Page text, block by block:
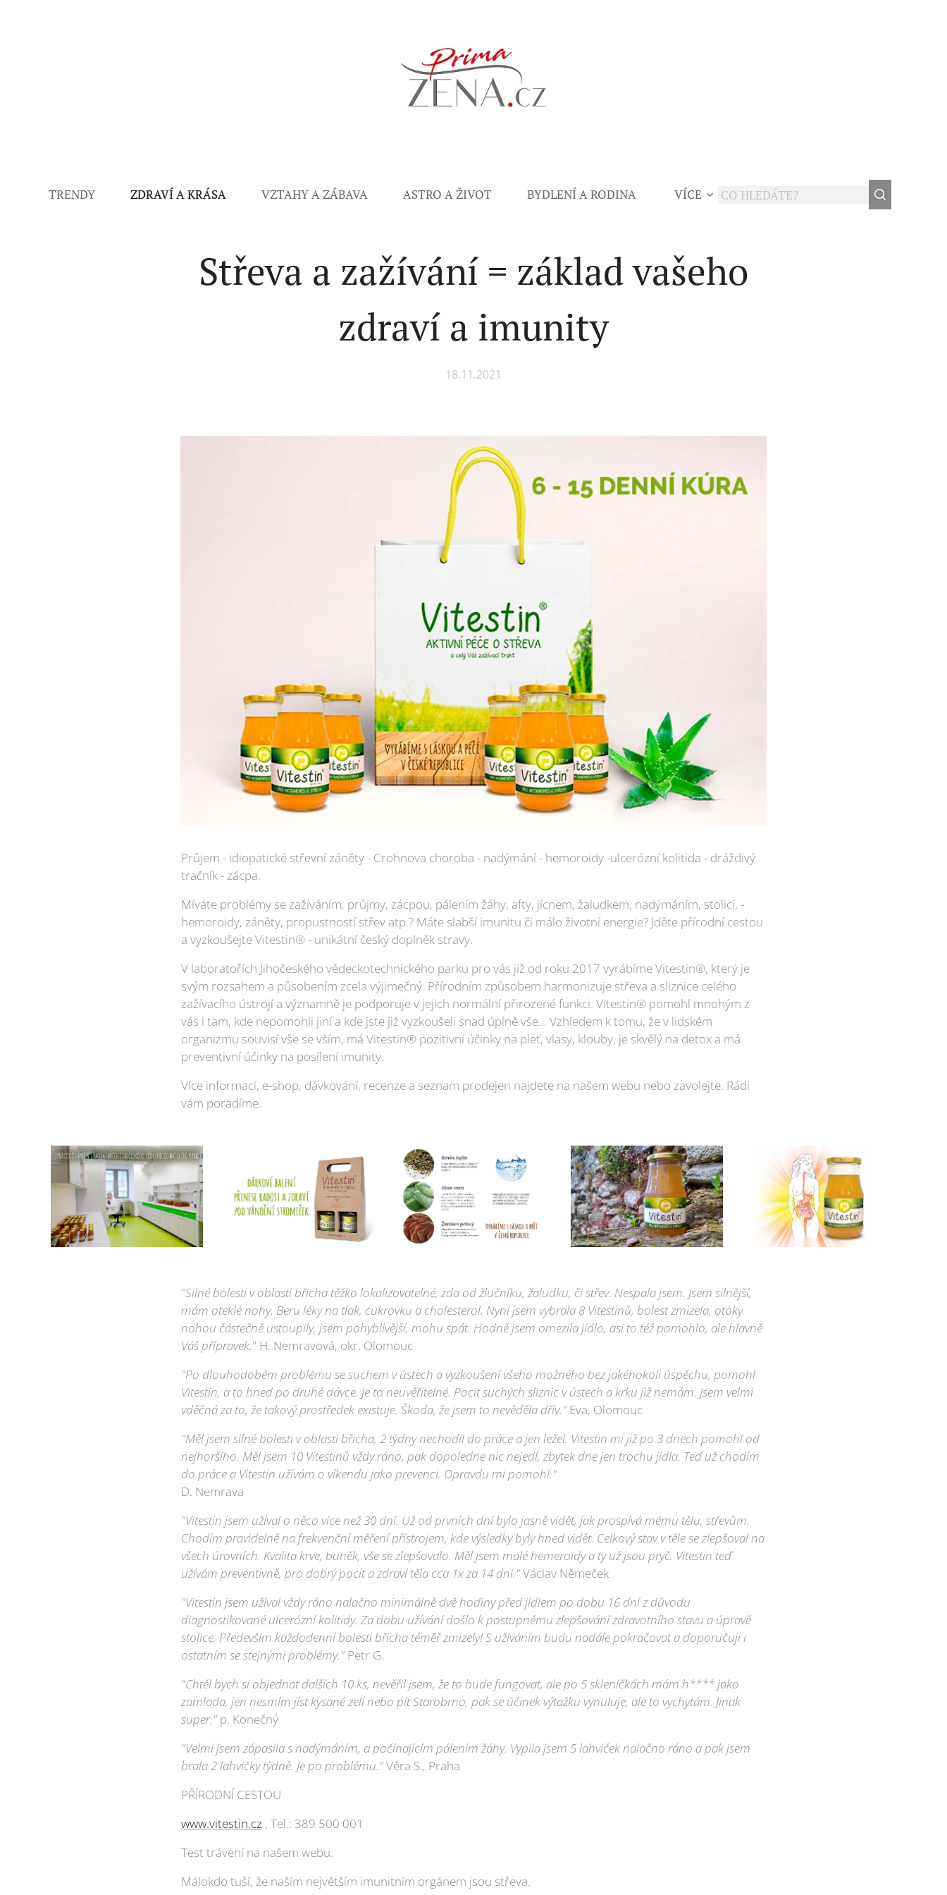
TRENDY ZDRAVÍ A KRÁSA VZTAHY A ZÁBAVA ASTRO A ŽIVOT BYDLENÍ A RODINA VÍCE
Střeva a zažívání = základ vašeho
zdraví a imunity
18.11.2021
Průjem - idiopatické střevní záněty - Crohnova choroba - nadýmání - hemoroidy -ulcerózní kolitida - dráždivý
tračník - zácpa.
Míváte problémy se zažíváním, průjmy, zácpou, pálením žáhy, afty, jícnem, žaludkem, nadýmáním, sto­licí, ­
hemo­roidy, záněty, propustností střev atp.? Máte slabší imunitu či málo životní energie? Jděte přírodní cestou
a vyzkoušejte Vitestin® - unikátní český doplněk stravy.
V laboratořích Jihočeského vědeckotechnického parku pro vás již od roku 2017 vyrábíme Vitestin®, který je
svým rozsahem a působením zcela výjimečný. Přírodním způsobem harmonizuje střeva a sliz­nice celého
zažívacího ústrojí a významně je podporuje v jejich normální přirozené funkci. Vitestin® pomohl mnohým z
vás i tam, kde nepomohli jiní a kde jste již vyzkoušeli snad úplně vše... Vzhledem k tomu, že v lid­ském
organizmu souvisí vše se vším, má Vitestin® pozitivní účinky na pleť, vlasy, klouby, je skvělý na detox a má
preventivní účinky na posílení imunity.
Více informací, e-shop, dávkování, recenze a seznam prodejen najdete na našem webu nebo zavolejte. Rádi
vám poradíme.
"Silné bolesti v oblasti břicha těžko lokalizovatelné, zda od žlučníku, žaludku, či střev. Nespala jsem. Jsem silnější,
mám oteklé nohy. Beru léky na tlak, cukrovku a cholesterol. Nyní jsem vybrala 8 Vitestinů, bolest zmizela, otoky
nohou částečně ustoupily, jsem pohyblivější, mohu spát. Hodně jsem omezila jídlo, asi to též pomohlo, ale hlavně
Váš přípravek." H. Nemravová, okr. Olomouc
"Po dlouhodobém problému se suchem v ústech a vyzkoušení všeho možného bez jakéhokoli úspěchu, pomohl
Vitestin, a to hned po druhé dávce. Je to neuvěřitelné. Pocit suchých sliznic v ústech a krku již nemám. Jsem velmi
vděčná za to, že takový prostředek existuje. Škoda, že jsem to nevěděla dřív." Eva, Olomouc
"Měl jsem silné bolesti v oblasti břicha, 2 týdny nechodil do práce a jen ležel. Vitestin mi již po 3 dnech pomohl od
nejhoršího. Měl jsem 10 Vitestinů vždy ráno, pak dopoledne nic nejedl, zbytek dne jen trochu jídla. Teď už chodím
do práce a Vitestin užívám o víkendu jako prevenci. Opravdu mi pomohl."
D. Nemrava
"Vitestin jsem užíval o něco více než 30 dní. Už od prvních dní bylo jasně vidět, jak prospívá mému tělu, střevům.
Chodím pravidelně na frekvenční měření přístrojem, kde výsledky byly hned vidět. Celkový stav v těle se zlepšoval na
všech úrovních. Kvalita krve, buněk, vše se zlepšovalo. Měl jsem malé hemeroidy a ty už jsou pryč. Vitestin teď
užívám preventivně, pro dobrý pocit a zdraví těla cca 1x za 14 dní."Václav Němeček
"Vitestin jsem užíval vždy ráno nalačno minimálně dvě hodiny před jídlem po dobu 16 dní z důvodu
diagnostikované ulcerózní kolitidy. Za dobu užívání došlo k postupnému zlepšování zdravotního stavu a úpravě
stolice. Především každodenní bolesti břicha téměř zmizely! S užíváním budu nadále pokračovat a doporučuji i
ostatním se stejnými problémy." Petr G.
"Chtěl bych si objednat dalších 10 ks, nevěřil jsem, že to bude fungovat, ale po 5 skleničkách mám h**** jako
zamlada, jen nesmím jíst kysané zelí nebo pít Starobrno, pak se účinek výtažku vynuluje, ale to vychytám. Jinak
super." p. Konečný
"Velmi jsem zápasila s nadýmáním, a počínajícím pálením žáhy. Vypila jsem 5 lahviček nalačno ráno a pak jsem
brala 2 lahvičky týdně. Je po problému."Věra S., Praha
PŘÍRODNÍ CESTOU
www.vitestin.cz , Tel.: 389 500 001
Test trávení na našem webu.
Málokdo tuší, že naším největším imunitním orgánem jsou střeva.